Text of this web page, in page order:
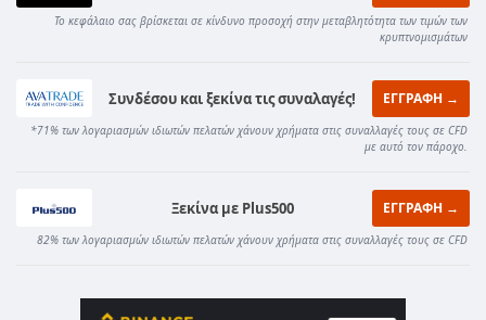
Το κεφάλαιο σας βρίσκεται σε κίνδυνο προσοχή στην μεταβλητότητα των τιμών των
κρυπτνομισμάτων
Συνδέσου και ξεκίνα τις συναλαγές! ΕΓΓΡΑΦΗ →
*71% των λογαριασμών ιδιωτών πελατών χάνουν χρήματα στις συναλλαγές τους σε CFD
με αυτό τον πάροχο.
Ξεκίνα με Plus500 ΕΓΓΡΑΦΗ →
82% των λογαριασμών ιδιωτών πελατών χάνουν χρήματα στις συναλλαγές τους σε CFD